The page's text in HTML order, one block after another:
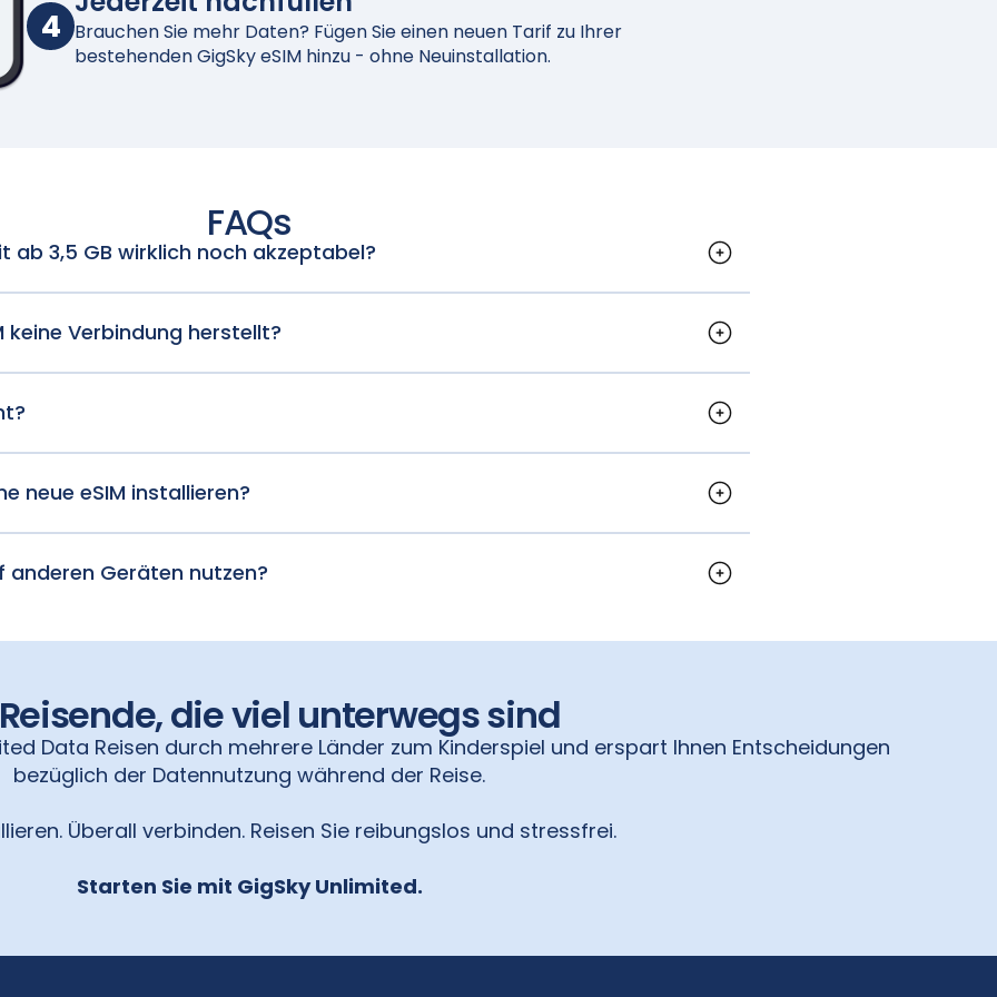
4
Brauchen Sie mehr Daten? Fügen Sie einen neuen Tarif zu Ihrer
bestehenden GigSky eSIM hinzu - ohne Neuinstallation.
FAQs
ab 3,5 GB wirklich noch akzeptabel?
keine Verbindung herstellt?
neue eSIM installieren?
anderen Geräten nutzen?
die viel unterwegs sind
Data Reisen durch mehrere Länder zum Kinderspiel und erspart Ihnen Entscheidungen
bezüglich der Datennutzung während der Reise.
Überall verbinden. Reisen Sie reibungslos und stressfrei.
Starten Sie mit GigSky Unlimited.